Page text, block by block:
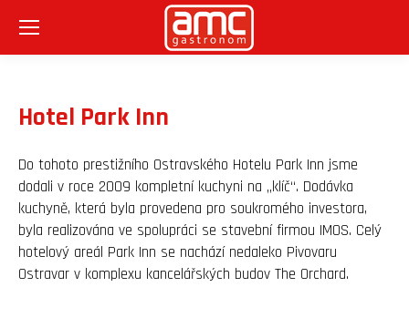
Hotel Park Inn
Do tohoto prestižního Ostravského Hotelu Park Inn jsme
dodali v roce 2009 kompletní kuchyni na „klíč“. Dodávka
kuchyně, která byla provedena pro soukromého investora,
byla realizována ve spolupráci se stavební firmou IMOS. Celý
hotelový areál Park Inn se nachází nedaleko Pivovaru
Ostravar v komplexu kancelářských budov The Orchard.